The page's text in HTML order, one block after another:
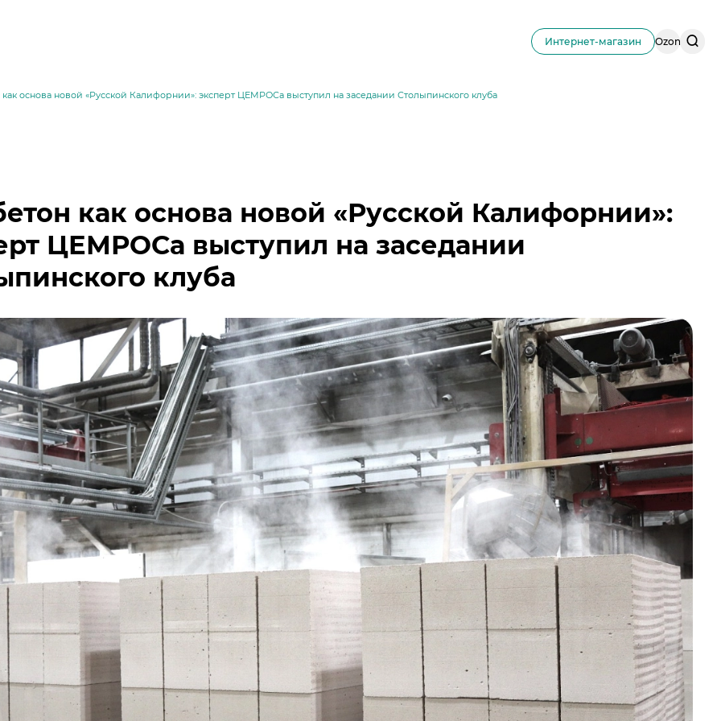
Интернет-магазин Ozon
как основа новой «Русской Калифорнии»: эксперт ЦЕМРОСа выступил на заседании Столыпинского клуба
как основа новой «Русской Калифорнии»:
ЦЕМРОСа выступил на заседании
клуба
Холдинга